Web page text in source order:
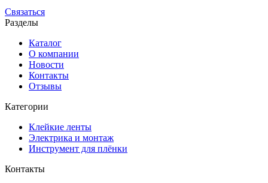
Связаться
Разделы
Каталог
О компании
Новости
Контакты
Отзывы
Категории
Клейкие ленты
Электрика и монтаж
Инструмент для плёнки
Контакты